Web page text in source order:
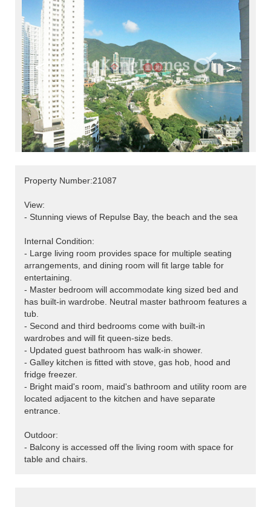
< >
Property Number:21087
View:
- Stunning views of Repulse Bay, the beach and the sea
Internal Condition:
- Large living room provides space for multiple seating
arrangements, and dining room will fit large table for
entertaining.
- Master bedroom will accommodate king sized bed and
has built-in wardrobe. Neutral master bathroom features a
tub.
- Second and third bedrooms come with built-in
wardrobes and will fit queen-size beds.
- Updated guest bathroom has walk-in shower.
- Galley kitchen is fitted with stove, gas hob, hood and
fridge freezer.
- Bright maid's room, maid's bathroom and utility room are
located adjacent to the kitchen and have separate
entrance.
Outdoor:
- Balcony is accessed off the living room with space for
table and chairs.